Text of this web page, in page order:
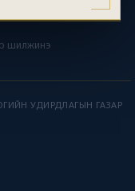
шилжинэ
УДИРДЛАГЫН ГАЗАР